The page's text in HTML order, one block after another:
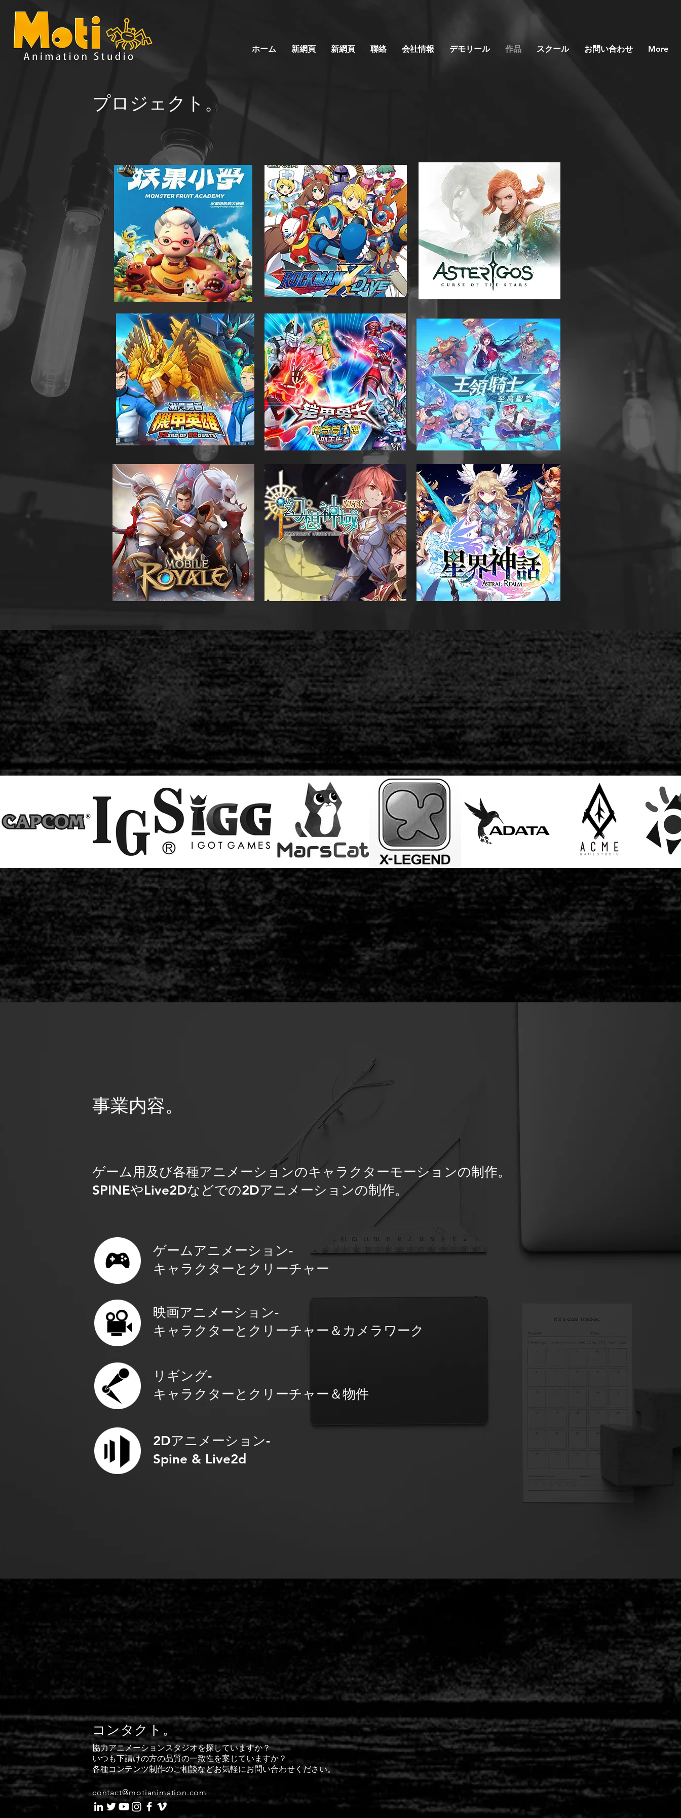
ホーム 新網頁 新網頁 聯絡 会社情報 デモリール 作品 スクール お問い合わせ More
プロジェクト。
事業内容。
ゲーム用及び各種アニメーションのキャラクターモーションの制作。
SPINEやLive2Dなどでの2Dアニメーションの制作。
ゲームアニメーション-
キャラクターとクリーチャー
映画アニメーション-
キャラクターとクリーチャー＆カメラワーク
リギング-
キャラクターとクリーチャー＆物件
2Dアニメーション-
Spine & Live2d
コンタクト。
協力アニメーションスタジオを探していますか？
いつも下請けの方の品質の一致性を案じていますか？
各種コンテンツ制作のご相談などお気軽にお問い合わせください。
contact@motianimation.com